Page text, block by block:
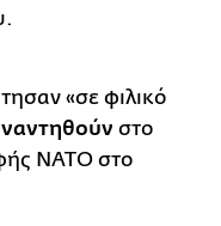
«σε φιλικό
στο
ΝΑΤΟ στο